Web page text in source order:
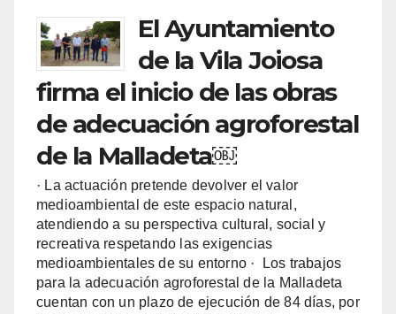
El Ayuntamiento
de la Vila Joiosa
firma el inicio de las obras
de adecuación agroforestal
de la Malladeta￼
· La actuación pretende devolver el valor
medioambiental de este espacio natural,
atendiendo a su perspectiva cultural, social y
recreativa respetando las exigencias
medioambientales de su entorno · Los trabajos
para la adecuación agroforestal de la Malladeta
cuentan con un plazo de ejecución de 84 días, por